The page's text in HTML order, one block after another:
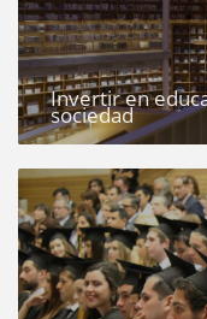
Invertir en
sociedad